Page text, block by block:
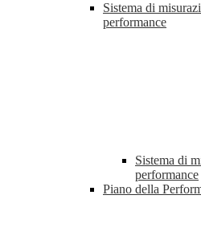
Sistema di
performance
Sistema di
performance
Piano della